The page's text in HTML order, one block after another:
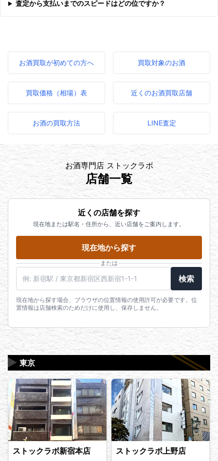
査定から支払いまでのスピードはどの位ですか？
お酒買取が初めての方へ 買取対象のお酒
買取価格（相場）表 近くのお酒買取店舗
お酒の買取方法 LINE査定
お酒専門店 ストックラボ
店舗一覧
近くの店舗を探す
現在地または駅名・住所から、近い店舗をご案内します。
現在地から探す
または
検索
現在地から探す場合、ブラウザの位置情報の使用許可が必要です。位
置情報は店舗検索のためだけに使用し、保存しません。
東京
▶
ストックラボ新宿本店
ストックラボ上野店